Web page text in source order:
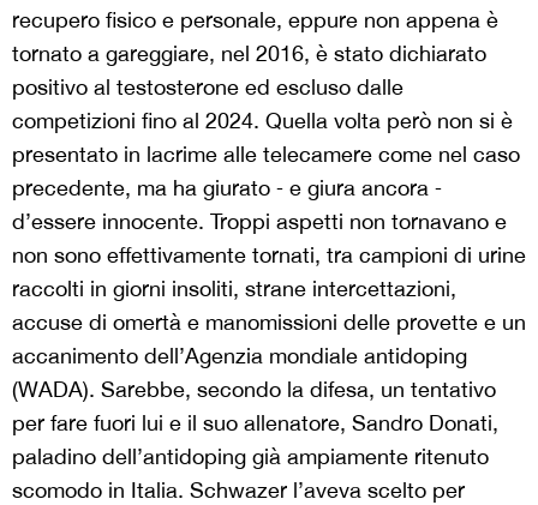
recupero fisico e personale, eppure non appena è
tornato a gareggiare, nel 2016, è stato dichiarato
positivo al testosterone ed escluso dalle
competizioni fino al 2024. Quella volta però non si è
presentato in lacrime alle telecamere come nel caso
precedente, ma ha giurato ‒ e giura ancora ‒
d’essere innocente. Troppi aspetti non tornavano e
non sono effettivamente tornati, tra campioni di urine
raccolti in giorni insoliti, strane intercettazioni,
accuse di omertà e manomissioni delle provette e un
accanimento dell’Agenzia mondiale antidoping
(WADA). Sarebbe, secondo la difesa, un tentativo
per fare fuori lui e il suo allenatore, Sandro Donati,
paladino dell’antidoping già ampiamente ritenuto
scomodo in Italia. Schwazer l’aveva scelto per